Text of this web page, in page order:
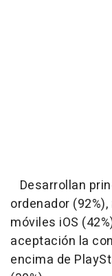
Desarrollan
ordenador
móviles iOS
aceptación la
encima de